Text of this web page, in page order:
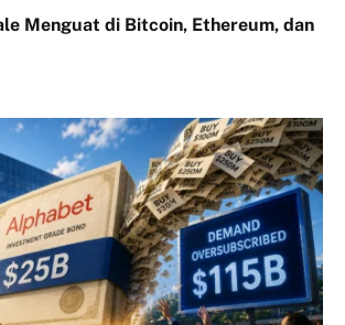
Menguat di Bitcoin, Ethereum, dan